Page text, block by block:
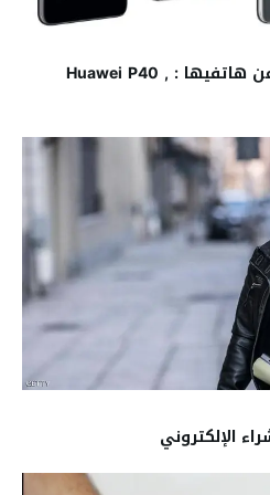
شركة هواوي تعلن رسميًا عن هاتفيها : Huawei P40 ,
الإلكتروني